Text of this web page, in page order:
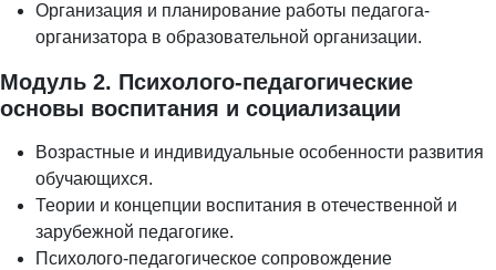
Организация и планирование работы педагога-
организатора в образовательной организации.
Модуль 2. Психолого-педагогические
основы воспитания и социализации
Возрастные и индивидуальные особенности развития
обучающихся.
Теории и концепции воспитания в отечественной и
зарубежной педагогике.
Психолого-педагогическое сопровождение